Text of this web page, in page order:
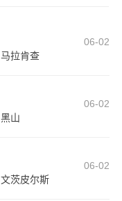
06-02
马拉肯查
06-02
黑山
06-02
文茨皮尔斯